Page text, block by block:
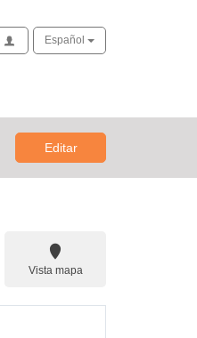
AccesoEspañol
Editar
Vista mapa